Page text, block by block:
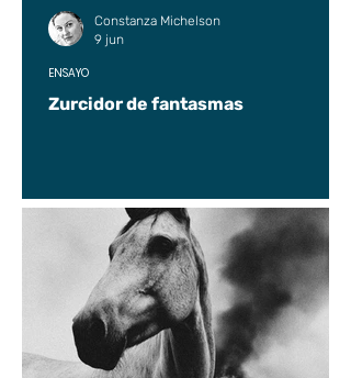
Zurcidor de fantasmas
ENSAYO
Constanza Michelson
9 jun